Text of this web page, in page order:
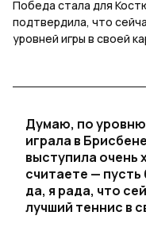
Победа стала для
подтвердила, что
уровней игры в своей
Думаю, по уровню
играла в
выступила очень
считаете —
да, я рада, что
лучший теннис в